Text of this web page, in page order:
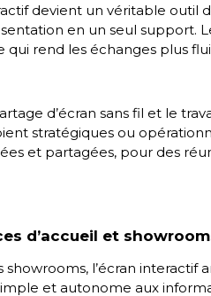
devient un véritable outil
en un seul support.
rend les échanges plus
d’écran sans fil et le
stratégiques ou
et partagées, pour des
d’accueil et
showrooms, l’écran interactif
et autonome aux